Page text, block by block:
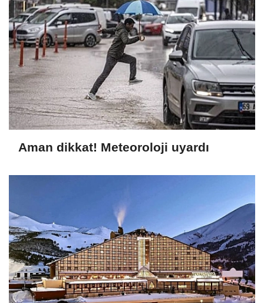
Aman dikkat! Meteoroloji uyardı